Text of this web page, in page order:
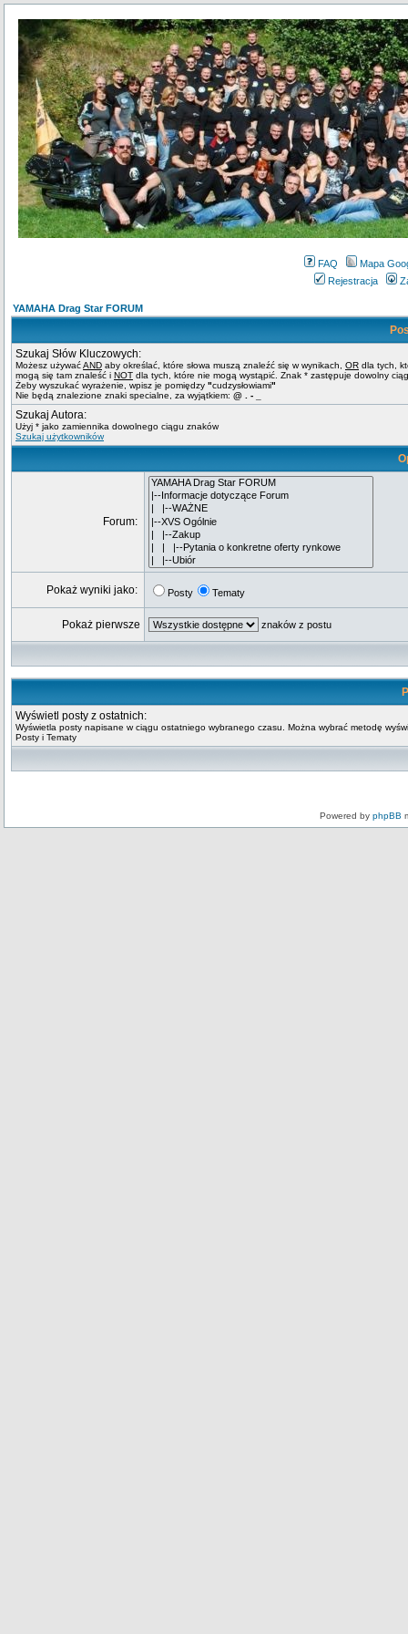
FAQ
Mapa
Rejestracja
YAMAHA Drag Star FORUM
Szukaj Słów Kluczowych:
Możesz używaćAND aby określać, które słowa muszą znaleźć się w wynikach, OR dla tych,
mogą się tam znaleść i NOT dla tych, które nie mogą wystąpić. Znak * zastępuje dowolny
Żeby wyszukać wyrażenie, wpisz je pomiędzy "cudzysłowiami"
Nie będą znalezione znaki specialne, za wyjątkiem: @ . - _
Szukaj Autora:
Użyj * jako zamiennika dowolnego ciągu znaków
Szukaj użytkowników
Forum:
Pokaż wyniki jako: Posty Tematy
Pokaż pierwsze znaków z postu
Wyświetl posty z ostatnich:
Wyświetla posty napisane w ciągu ostatniego wybranego czasu. Można wybrać metodę
Posty i Tematy
Powered by phpBB